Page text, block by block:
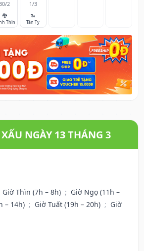
2
🐉
Thìn
1/3
🐍
Tân Tỵ
NGÀY 13 THÁNG 3
Giờ Thìn (7h – 8h) ; Giờ Ngọ (11h –
– 14h) ; Giờ Tuất (19h – 20h) ; Giờ